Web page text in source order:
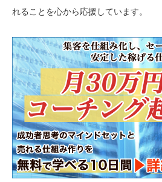
れることを心から応援しています。